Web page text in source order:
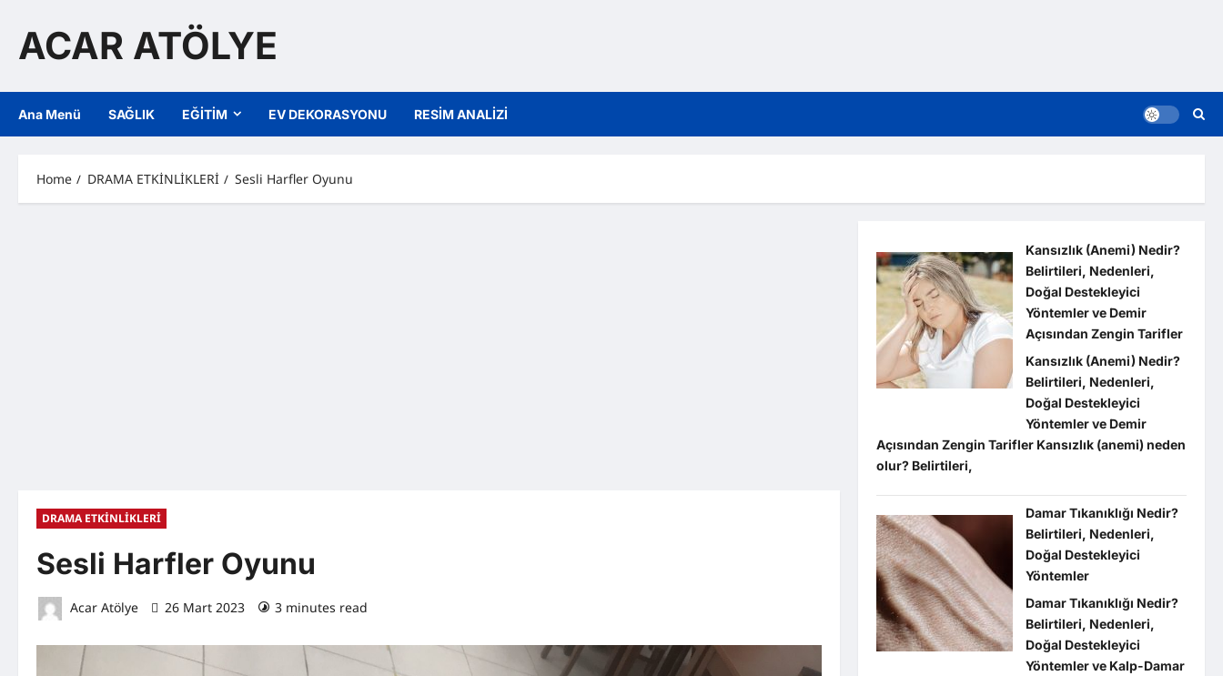
content
ACAR ATÖLYE
Ana Menü SAĞLIK EĞİTİM EV DEKORASYONU RESİM ANALİZİ
Home DRAMA ETKİNLİKLERİ Sesli Harfler Oyunu
DRAMA ETKİNLİKLERİ
Sesli Harfler Oyunu
Acar Atölye 26 Mart 2023 3 minutes read
Kansızlık (Anemi) Nedir?
Belirtileri, Nedenleri,
Doğal Destekleyici
Yöntemler ve Demir
Açısından Zengin Tarifler
Kansızlık (Anemi) Nedir?
Belirtileri, Nedenleri,
Doğal Destekleyici
Yöntemler ve Demir
Açısından Zengin Tarifler Kansızlık (anemi) neden
olur? Belirtileri,
Damar Tıkanıklığı Nedir?
Belirtileri, Nedenleri,
Doğal Destekleyici
Yöntemler
Damar Tıkanıklığı Nedir?
Belirtileri, Nedenleri,
Doğal Destekleyici
Yöntemler ve Kalp-Damar